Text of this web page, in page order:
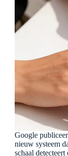
Google
nieuw systeem
schaal